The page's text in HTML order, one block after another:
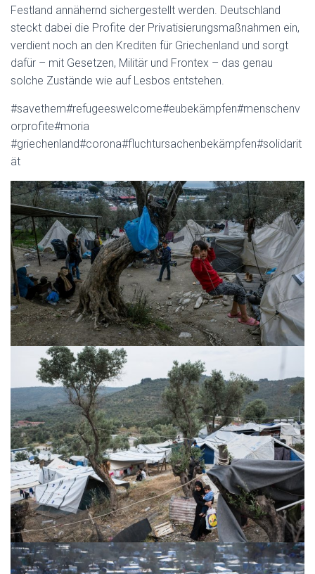
Festland annähernd sichergestellt werden. Deutschland
steckt dabei die Profite der Privatisierungsmaßnahmen ein,
verdient noch an den Krediten für Griechenland und sorgt
dafür – mit Gesetzen, Militär und Frontex – das genau
solche Zustände wie auf Lesbos entstehen.
#savethem#refugeeswelcome#eubekämpfen#menschenv
orprofite#moria
#griechenland#corona#fluchtursachenbekämpfen#solidarit
ät